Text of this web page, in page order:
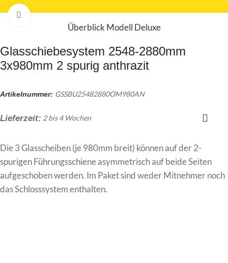
Zum Vergrößern klicken
Überblick Modell Deluxe
Glasschiebesystem 2548-2880mm
3x980mm 2 spurig anthrazit
Artikelnummer: GSSBU25482880OM980AN
Lieferzeit: 2 bis 4 Wochen
Die 3 Glasscheiben (je 980mm breit) können auf der 2-
spurigen Führungsschiene asymmetrisch auf beide Seiten
aufgeschoben werden. Im Paket sind weder Mitnehmer noch
das Schlosssystem enthalten.